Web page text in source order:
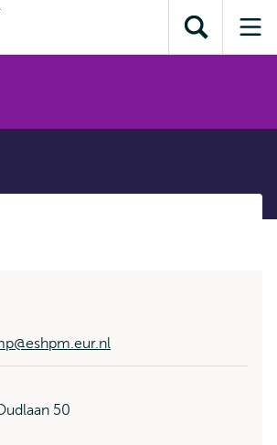
inhoud
Direct naar
subnavigatieToon
zoekveld
50